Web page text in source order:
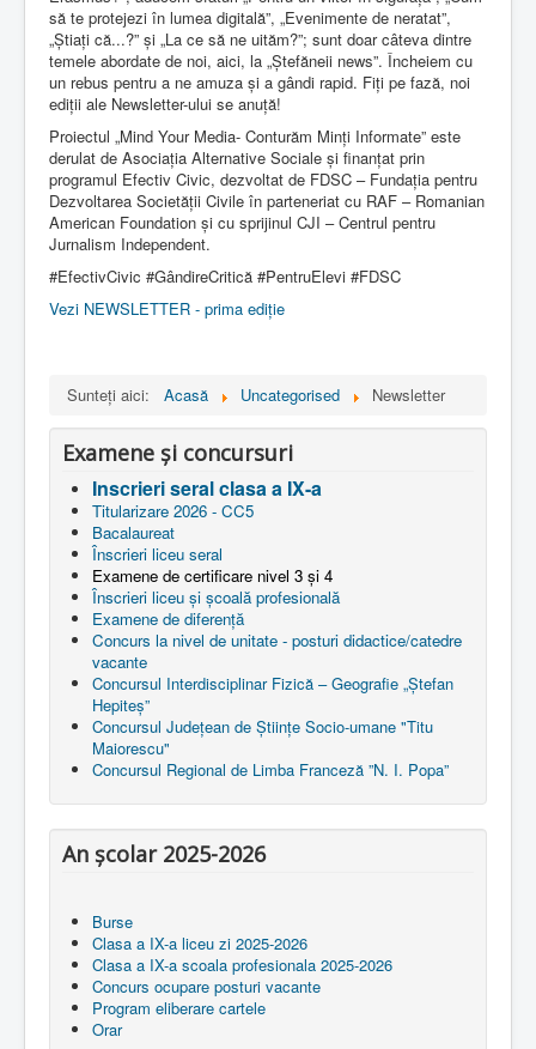
să te protejezi în lumea digitală”, „Evenimente de neratat”,
„Știați că...?” și „La ce să ne uităm?”; sunt doar câteva dintre
temele abordate de noi, aici, la „Ștefăneii news”. Încheiem cu
un rebus pentru a ne amuza și a gândi rapid. Fiți pe fază, noi
ediții ale Newsletter-ului se anuță!
Proiectul „Mind Your Media- Conturăm Minți Informate” este
derulat de Asociația Alternative Sociale și finanțat prin
programul Efectiv Civic, dezvoltat de FDSC – Fundația pentru
Dezvoltarea Societății Civile în parteneriat cu RAF – Romanian
American Foundation și cu sprijinul CJI – Centrul pentru
Jurnalism Independent.
#EfectivCivic #GândireCritică #PentruElevi #FDSC
Vezi NEWSLETTER - prima ediție
Sunteți aici: Acasă Uncategorised Newsletter
Examene și concursuri
Inscrieri seral clasa a IX-a
Titularizare 2026 - CC5
Bacalaureat
Înscrieri liceu seral
Examene de certificare nivel 3 și 4
Înscrieri liceu și școală profesională
Examene de diferență
Concurs la nivel de unitate - posturi didactice/catedre
vacante
Concursul Interdisciplinar Fizică – Geografie „Ștefan
Hepiteș”
Concursul Județean de Științe Socio-umane "Titu
Maiorescu"
Concursul Regional de Limba Franceză ”N. I. Popa”
An școlar 2025-2026
Burse
Clasa a IX-a liceu zi 2025-2026
Clasa a IX-a scoala profesionala 2025-2026
Concurs ocupare posturi vacante
Program eliberare cartele
Orar